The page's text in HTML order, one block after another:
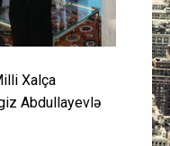
Gündəm
Xalça
Abdullayevlə